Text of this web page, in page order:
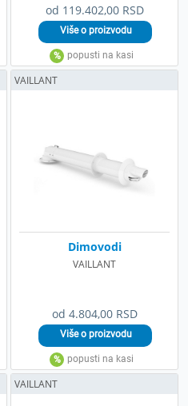
od 119.402,00 RSD
od 4.804,00 RSD
Dimovodi
VAILLANT
VAILLANT
VAILLANT